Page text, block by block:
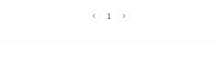
많이 자라는 식물로, 대개 나물 반찬으로 많이들 해 먹는다.씨를 부려서
1